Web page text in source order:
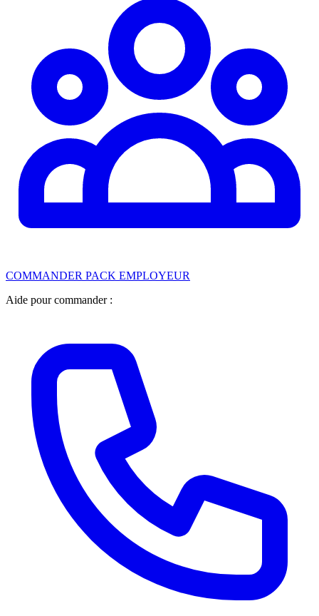
COMMANDER PACK EMPLOYEUR
Aide pour commander :